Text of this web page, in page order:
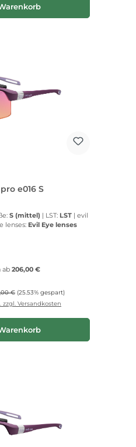
e016 S
S (mittel) | LST: LST |
lenses: Evil Eye lenses
ab206,00 €
Preis:
€ (25.53% gespart)
zzgl. Versandkosten